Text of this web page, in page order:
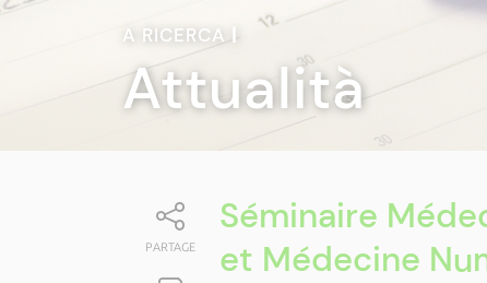
A RICERCA|
Attualità
PARTAGE
Séminaire
et Médecine